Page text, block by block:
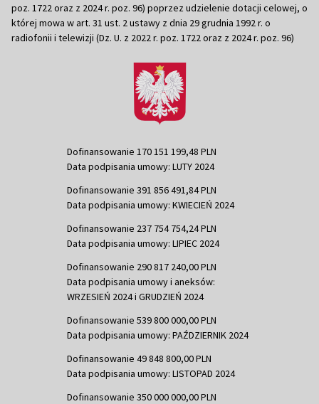
poz. 1722 oraz z 2024 r. poz. 96) poprzez udzielenie dotacji celowej, o
której mowa w art. 31 ust. 2 ustawy z dnia 29 grudnia 1992 r. o
radiofonii i telewizji (Dz. U. z 2022 r. poz. 1722 oraz z 2024 r. poz. 96)
Dofinansowanie 170 151 199,48 PLN
Data podpisania umowy: LUTY 2024
Dofinansowanie 391 856 491,84 PLN
Data podpisania umowy: KWIECIEŃ 2024
Dofinansowanie 237 754 754,24 PLN
Data podpisania umowy: LIPIEC 2024
Dofinansowanie 290 817 240,00 PLN
Data podpisania umowy i aneksów:
WRZESIEŃ 2024 i GRUDZIEŃ 2024
Dofinansowanie 539 800 000,00 PLN
Data podpisania umowy: PAŹDZIERNIK 2024
Dofinansowanie 49 848 800,00 PLN
Data podpisania umowy: LISTOPAD 2024
Dofinansowanie 350 000 000,00 PLN